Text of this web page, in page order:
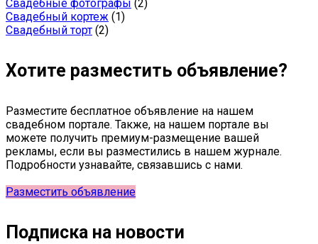
Свадебные фотографы (2)
Свадебный кортеж (1)
Свадебный торт (2)
Хотите разместить объявление?
Разместите бесплатное объявление на нашем
свадебном портале. Также, на нашем портале вы
можете получить премиум-размещение вашей
рекламы, если вы разместились в нашем журнале.
Подробности узнавайте, связавшись с нами.
Разместить объявление
Подписка на новости